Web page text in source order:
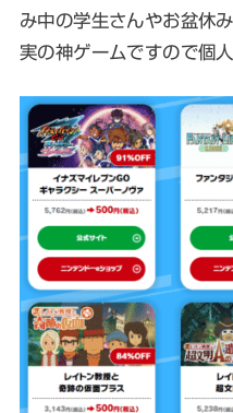
み中の学生さんやお盆休
実の神ゲームですので個